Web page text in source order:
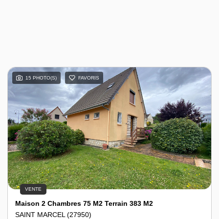
15 PHOTO(S) FAVORIS
VENTE
Maison 2 Chambres 75 M2 Terrain 383 M2
SAINT MARCEL (27950)